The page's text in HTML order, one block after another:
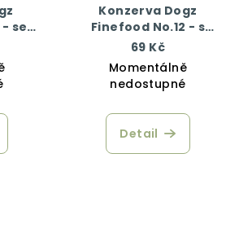
- se
Konzerva Dogz
Finefood No.12 - s
kuřecím a bažantím
masem 200 g
69 Kč
Momentálně
nedostupné
Detail